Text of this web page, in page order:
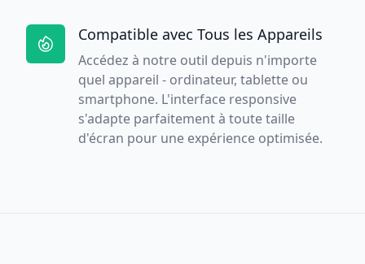
Compatible avec Tous les Appareils
Accédez à notre outil depuis n'importe
quel appareil - ordinateur, tablette ou
smartphone. L'interface responsive
s'adapte parfaitement à toute taille
d'écran pour une expérience optimisée.